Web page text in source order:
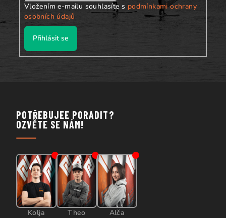
Vložením e-mailu souhlasíte s podmínkami ochrany
osobních údajů
Přihlásit se
POTŘEBUJEE PORADIT?
OZVĚTE SE NÁM!
Kolja Theo Alča